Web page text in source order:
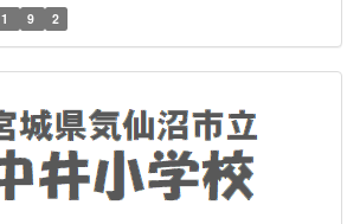
1 9 2